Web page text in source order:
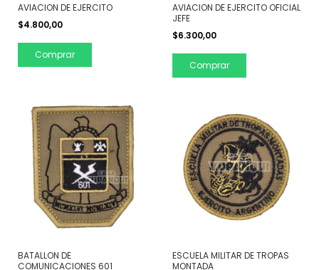
AVIACION DE EJERCITO
$4.800,00
Comprar
AVIACION DE EJERCITO OFICIAL
JEFE
$6.300,00
Comprar
BATALLON DE
COMUNICACIONES 601
ESCUELA MILITAR DE TROPAS
MONTADA